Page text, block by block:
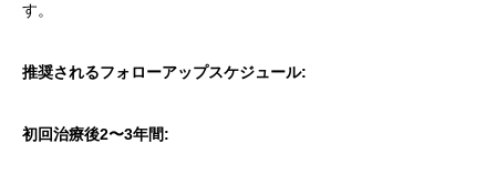
す。
推奨されるフォローアップスケジュール:
初回治療後2〜3年間: